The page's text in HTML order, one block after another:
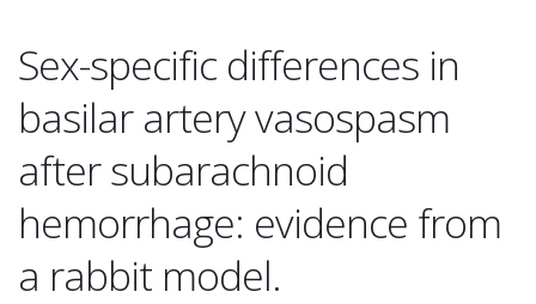
Sex-specific differences in
basilar artery vasospasm
after subarachnoid
hemorrhage: evidence from
a rabbit model.